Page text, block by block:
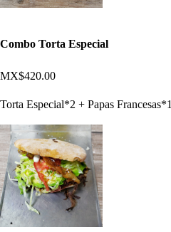
Combo Torta Especial
MX$420.00
Torta Especial*2 + Papas Francesas*1